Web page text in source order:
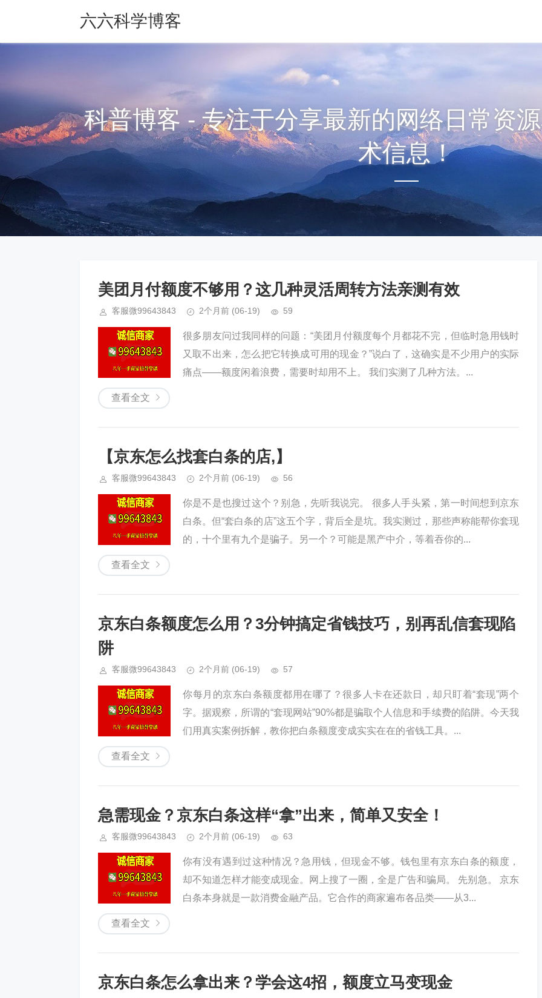
六六科学博客
科普博客 - 专注于分享最新的网络日常资
术信息！
美团月付额度不够用？这几种灵活周转方法亲测有效
客服微99643843 2个月前 (06-19) 59
很多朋友问过我同样的问题：“美团月付额度每个月都花不完，但临时急用钱时
又取不出来，怎么把它转换成可用的现金？”说白了，这确实是不少用户的实际
痛点——额度闲着浪费，需要时却用不上。 我们实测了几种方法。...
查看全文
【京东怎么找套白条的店,】
客服微99643843 2个月前 (06-19) 56
你是不是也搜过这个？别急，先听我说完。 很多人手头紧，第一时间想到京东
白条。但“套白条的店”这五个字，背后全是坑。我实测过，那些声称能帮你套现
的，十个里有九个是骗子。另一个？可能是黑产中介，等着吞你的...
查看全文
京东白条额度怎么用？3分钟搞定省钱技巧，别再乱信套现陷
阱
客服微99643843 2个月前 (06-19) 57
你每月的京东白条额度都用在哪了？很多人卡在还款日，却只盯着“套现”两个
字。据观察，所谓的“套现网站”90%都是骗取个人信息和手续费的陷阱。今天我
们用真实案例拆解，教你把白条额度变成实实在在的省钱工具。...
查看全文
急需现金？京东白条这样“拿”出来，简单又安全！
客服微99643843 2个月前 (06-19) 63
你有没有遇到过这种情况？急用钱，但现金不够。钱包里有京东白条的额度，
却不知道怎样才能变成现金。网上搜了一圈，全是广告和骗局。 先别急。 京东
白条本身就是一款消费金融产品。它合作的商家遍布各品类——从3...
查看全文
京东白条怎么拿出来？学会这4招，额度立马变现金